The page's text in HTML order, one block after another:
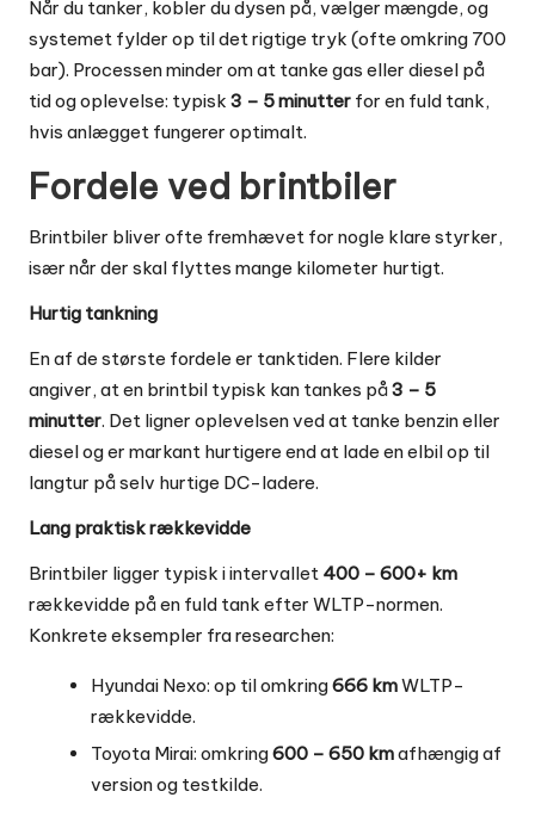
Når du tanker, kobler du dysen på, vælger mængde, og
systemet fylder op til det rigtige tryk (ofte omkring 700
bar). Processen minder om at tanke gas eller diesel på
tid og oplevelse: typisk 3 – 5 minutter for en fuld tank,
hvis anlægget fungerer optimalt.
Fordele ved brintbiler
Brintbiler bliver ofte fremhævet for nogle klare styrker,
især når der skal flyttes mange kilometer hurtigt.
Hurtig tankning
En af de største fordele er tanktiden. Flere kilder
angiver, at en brintbil typisk kan tankes på3 – 5
minutter. Det ligner oplevelsen ved at tanke benzin eller
diesel og er markant hurtigere end at lade en elbil op til
langtur på selv hurtige DC-ladere.
Lang praktisk rækkevidde
Brintbiler ligger typisk i intervallet 400 – 600+ km
rækkevidde på en fuld tank efter WLTP-normen.
Konkrete eksempler fra researchen:
Hyundai Nexo: op til omkring666 kmWLTP-
rækkevidde.
Toyota Mirai: omkring600 – 650 kmafhængig af
version og testkilde.